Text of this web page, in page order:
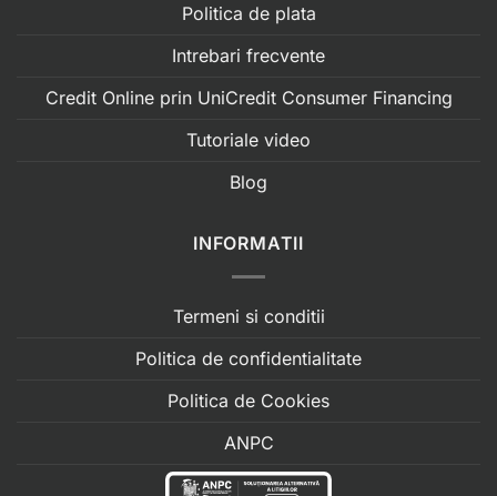
Politica de plata
Intrebari frecvente
Credit Online prin UniCredit Consumer Financing
Tutoriale video
Blog
INFORMATII
Termeni si conditii
Politica de confidentialitate
Politica de Cookies
ANPC